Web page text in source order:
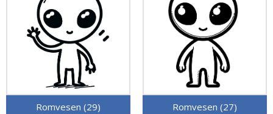
Romvesen (29) Romvesen (27)